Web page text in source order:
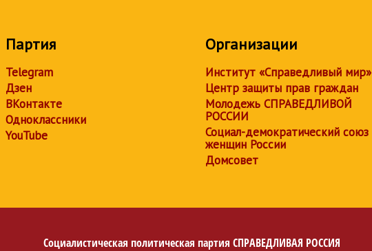
Партия
Telegram
Дзен
ВКонтакте
Одноклассники
YouTube
Организации
Институт «Справедливый мир»
Центр защиты прав граждан
Молодежь СПРАВЕДЛИВОЙ
РОССИИ
Социал-демократический союз
женщин России
Домсовет
Социалистическая политическая партия СПРАВЕДЛИВАЯ РОССИЯ